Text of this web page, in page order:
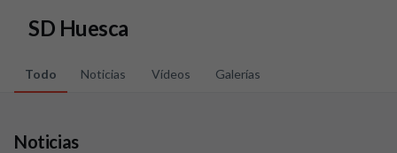
SD Huesca
Todo Noticias Vídeos Galerías
Noticias